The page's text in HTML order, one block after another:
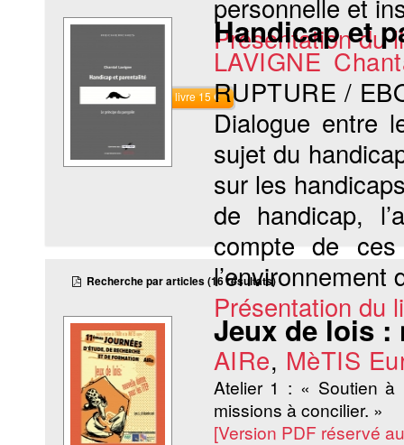
personnelle et
Présentation du
Commander le livre 15 €
Handicap et
LAVIGNE
RUPTURE /
Dialogue entre
sujet du
sur les
de handicap,
compte de ces
l’environnement
Présentation du
Recherche par articles (16 résultats)
Jeux de lois :
AIRe, MèTIS
Atelier 1 : « Soutien à
missions à concilier. »
[Version PDF réservé